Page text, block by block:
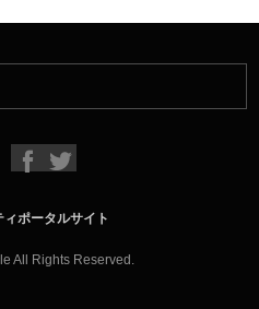
ポータルサイト
All Rights Reserved.